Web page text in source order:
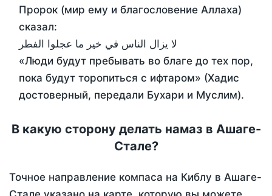
Пророк (мир ему и благословение Аллаха)
сказал:
لا يزال الناس في خير ما عجلوا الفطر
«Люди будут пребывать во благе до тех пор,
пока будут торопиться с ифтаром» (Хадис
достоверный, передали Бухари и Муслим).
В какую сторону делать намаз в Ашаге-
Стале?
Точное направление компаса на Киблу в Ашаге-